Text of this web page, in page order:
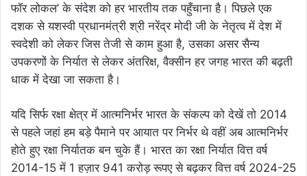
फॉर लोकल’ के संदेश को हर भारतीय तक पहुँचाना है। पिछले एक
दशक से यशस्वी प्रधानमंत्री श्री नरेंद्र मोदी जी के नेतृत्व में देश में
स्वदेशी को लेकर जिस तेजी से काम हुआ है, उसका असर सैन्य
उपकरणों के निर्यात से लेकर अंतरिक्ष, वैक्सीन हर जगह भारत की बढ़ती
धाक में देखा जा सकता है।
यदि सिर्फ रक्षा क्षेत्र में आत्मनिर्भर भारत के संकल्प को देखें तो 2014
से पहले जहां हम बड़े पैमाने पर आयात पर निर्भर थे वहीं अब आत्मनिर्भर
होते हुए रक्षा निर्यातक बन चुके हैं। भारत का रक्षा निर्यात वित्त वर्ष
2014-15 में 1 हज़ार 941 करोड़ रूपए से बढ़कर वित्त वर्ष 2024-25